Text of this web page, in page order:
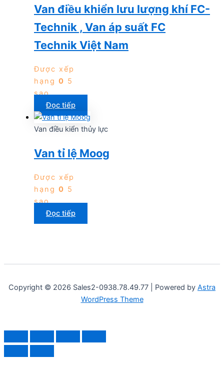
Van điều khiển lưu lượng khí FC-
Technik , Van áp suất FC
Technik Việt Nam
Được xếp
hạng 0 5
sao
Đọc tiếp
Van điều kiển thủy lực
Van tỉ lệ Moog
Được xếp
hạng 0 5
sao
Đọc tiếp
Copyright © 2026 Sales2-0938.78.49.77 | Powered by Astra
WordPress Theme